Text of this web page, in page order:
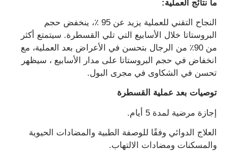
ما نتائج العملية:
النجاح التقني للعملية يزيد عن 95 ٪، ينخفض حجم
البروستاتا خلال الأسابيع التي تلي القسطرة. سيتمتع أكثر
من 90٪ من الرجال بتحسن في الأعراض بعد العملية، مع
انخفاض في حجم البروستاتا على مدار الأسابيع ، سيظهر
تحسن في الشكاوى في مجرى البول.
توصيات بعد عملية القسطرة
إجازة مرضية لمدة 5 أيام.
العلاج الدوائي وفقًا للوصفة الطبية والمضادات الحيوية
والمسكنات ومضادات الالتهاب.